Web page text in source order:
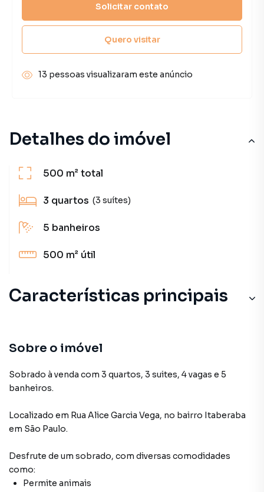
Detalhes do imóvel
500 m²total
3 quartos (3 suítes)
5 banheiros
500 m² útil
Características principais
Sobre o imóvel
Sobrado à venda com 3 quartos, 3 suites, 4 vagas e 5
banheiros.
Localizado em Rua Alice Garcia Vega, no bairro Itaberaba
em São Paulo.
Desfrute de um sobrado, com diversas comodidades
como:
Permite animais
Solicitar contato
Quero visitar
13 pessoas visualizaram este anúncio